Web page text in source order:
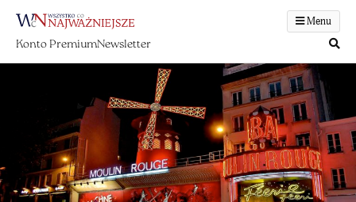
Menu
Konto PremiumNewsletter